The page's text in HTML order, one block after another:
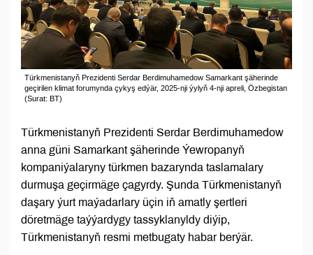
Türkmenistanyň Prezidenti Serdar Berdimuhamedow Samarkant şäherinde
geçirilen klimat forumynda çykyş edýär, 2025-nji ýylyň 4-nji apreli, Özbegistan
(Surat: BT)
Türkmenistanyň Prezidenti Serdar Berdimuhamedow
anna güni Samarkant şäherinde Ýewropanyň
kompaniýalaryny türkmen bazarynda taslamalary
durmuşa geçirmäge çagyrdy. Şunda Türkmenistanyň
daşary ýurt maýadarlary üçin iň amatly şertleri
döretmäge taýýardygy tassyklanyldy diýip,
Türkmenistanyň resmi metbugaty habar berýär.